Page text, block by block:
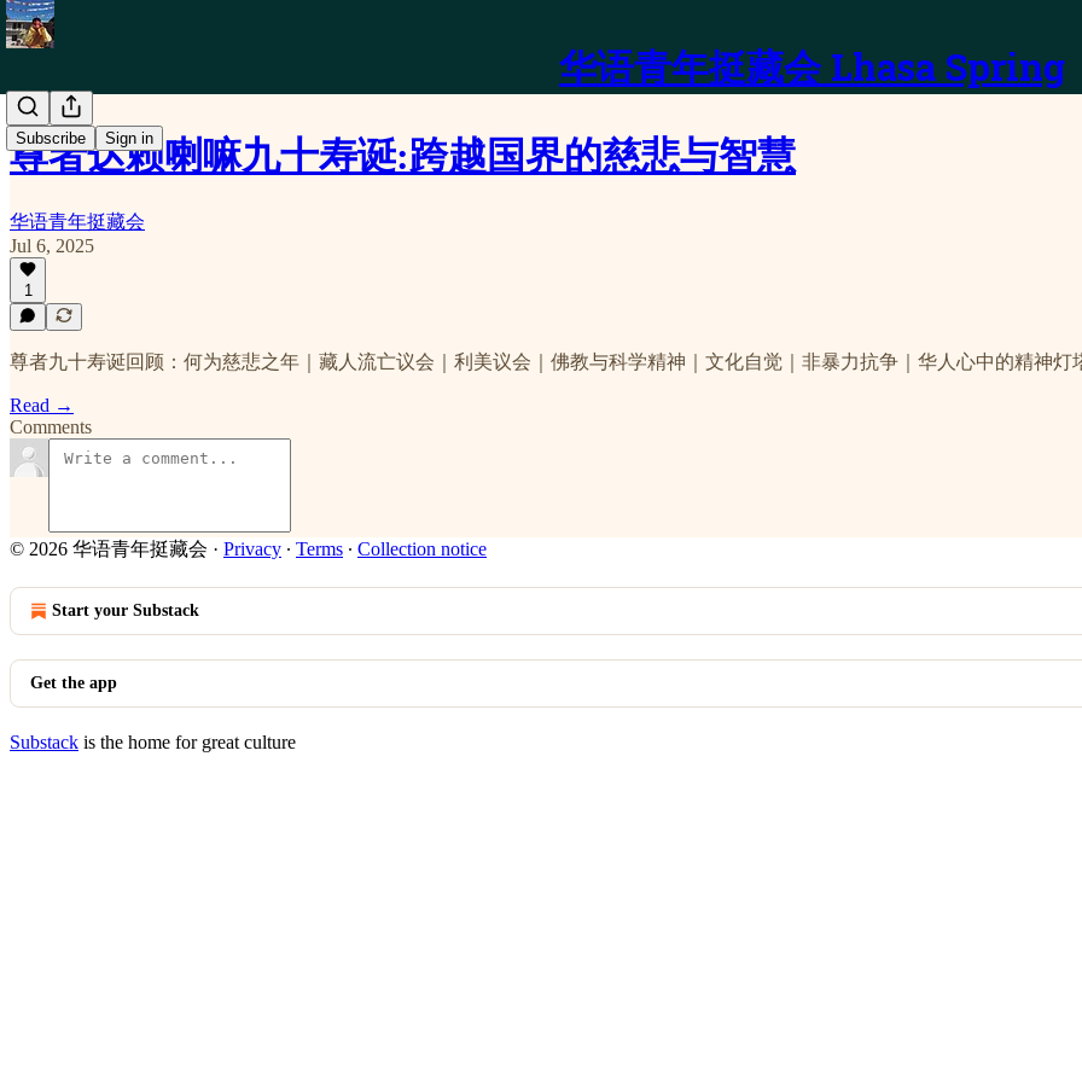
华语青年挺藏会 Lhasa Spring
Subscribe Sign in
尊者达赖喇嘛九十寿诞:跨越国界的慈悲与智慧
华语青年挺藏会
Jul 6, 2025
1
尊者九十寿诞回顾：何为慈悲之年｜藏人流亡议会｜利美议会｜佛教与科学精神｜文化自觉｜非暴力抗争｜华人心中的精神灯
Read →
Comments
© 2026 华语青年挺藏会 · Privacy ∙ Terms ∙ Collection notice
Start your Substack
Get the app
Substack is the home for great culture